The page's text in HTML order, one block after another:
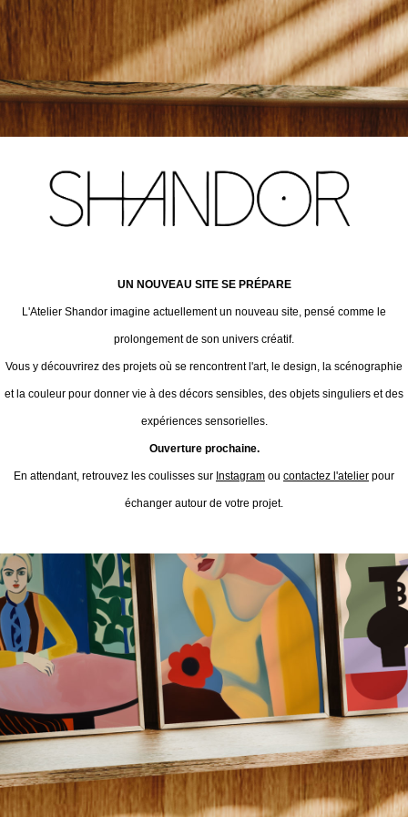
UN NOUVEAU SITE SE PRÉPARE
L'Atelier Shandor imagine actuellement un nouveau site, pensé comme le
prolongement de son univers créatif.
Vous y découvrirez des projets où se rencontrent l'art, le design, la scénographie
et la couleur pour donner vie à des décors sensibles, des objets singuliers et des
expériences sensorielles.
Ouverture prochaine.
En attendant, retrouvez les coulisses sur Instagram ou contactez l'atelier pour
échanger autour de votre projet.